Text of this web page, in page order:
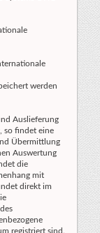
werden
Auslieferung
so findet eine
Übermittlung
Auswertung
die
mit
direkt im
registriert sind.